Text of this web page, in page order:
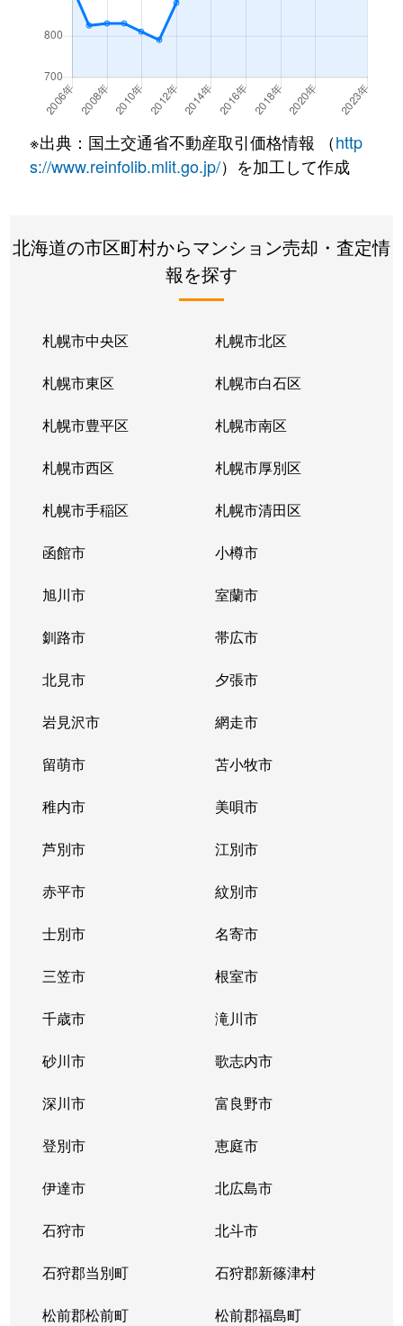
※出典：国土交通省不動産取引価格情報 （http
s://www.reinfolib.mlit.go.jp/）を加工して作成
北海道の市区町村からマンション売却・査定情
報を探す
札幌市中央区 札幌市北区
札幌市東区 札幌市白石区
札幌市豊平区 札幌市南区
札幌市西区 札幌市厚別区
札幌市手稲区 札幌市清田区
函館市 小樽市
旭川市 室蘭市
釧路市 帯広市
北見市 夕張市
岩見沢市 網走市
留萌市 苫小牧市
稚内市 美唄市
芦別市 江別市
赤平市 紋別市
士別市 名寄市
三笠市 根室市
千歳市 滝川市
砂川市 歌志内市
深川市 富良野市
登別市 恵庭市
伊達市 北広島市
石狩市 北斗市
石狩郡当別町 石狩郡新篠津村
松前郡松前町 松前郡福島町